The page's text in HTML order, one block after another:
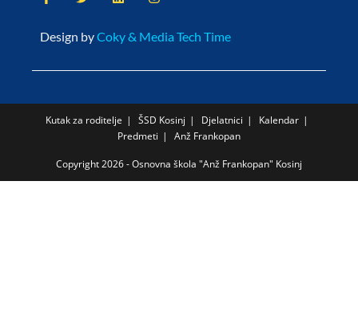
Design byCoky & Media Tech Time
Kutak za roditelje ŠSD Kosinj Djelatnici
Kalendar
Predmeti
Anž Frankopan
Copyright 2026 - Osnovna škola "Anž Frankopan" Kosinj